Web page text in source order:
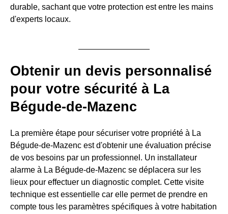
durable, sachant que votre protection est entre les mains
d'experts locaux.
Obtenir un devis personnalisé
pour votre sécurité à La
Bégude-de-Mazenc
La première étape pour sécuriser votre propriété à La
Bégude-de-Mazenc est d'obtenir une évaluation précise
de vos besoins par un professionnel. Un installateur
alarme à La Bégude-de-Mazenc se déplacera sur les
lieux pour effectuer un diagnostic complet. Cette visite
technique est essentielle car elle permet de prendre en
compte tous les paramètres spécifiques à votre habitation